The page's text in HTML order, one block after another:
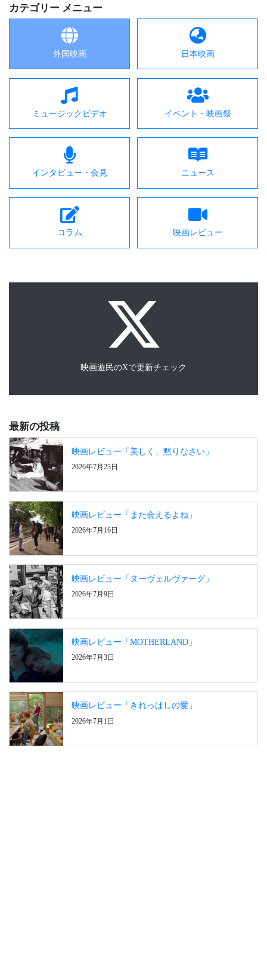
カテゴリー メニュー
外国映画 日本映画
ミュージックビデオ イベント・映画祭
インタビュー・会見 ニュース
コラム 映画レビュー
映画遊民のXで更新チェック
最新の投稿
映画レビュー「美しく、黙りなさい」
2026年7月23日
映画レビュー「また会えるよね」
2026年7月16日
映画レビュー「ヌーヴェルヴァーグ」
2026年7月9日
映画レビュー「MOTHERLAND」
2026年7月3日
映画レビュー「きれっぱしの愛」
2026年7月1日